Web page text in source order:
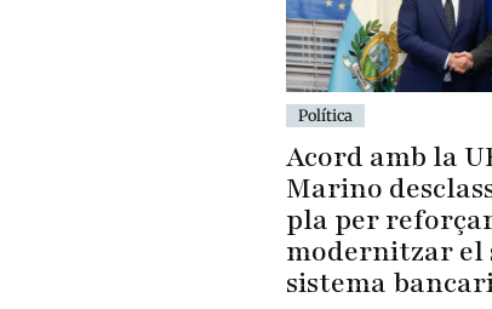
Política
Acord amb la
Marino
pla per
modernitzar el
sistema